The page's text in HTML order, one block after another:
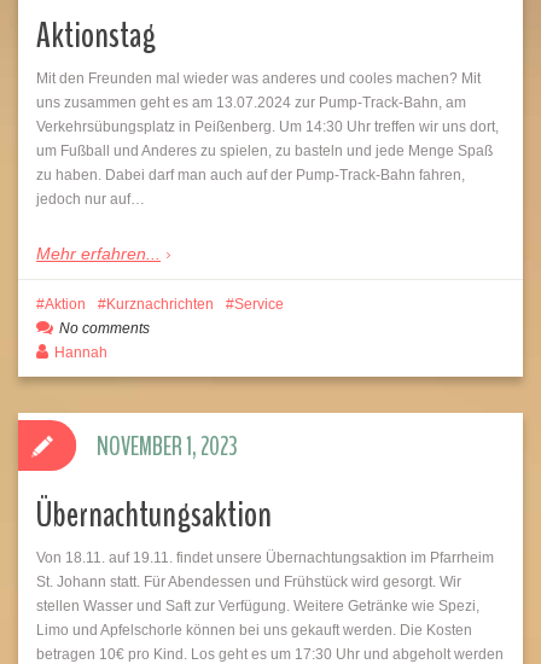
Aktionstag
Mit den Freunden mal wieder was anderes und cooles machen? Mit
uns zusammen geht es am 13.07.2024 zur Pump-Track-Bahn, am
Verkehrsübungsplatz in Peißenberg. Um 14:30 Uhr treffen wir uns dort,
um Fußball und Anderes zu spielen, zu basteln und jede Menge Spaß
zu haben. Dabei darf man auch auf der Pump-Track-Bahn fahren,
jedoch nur auf…
Mehr erfahren...
Aktion Kurznachrichten
Service
No comments
Hannah
Übernachtungsaktion
Von 18.11. auf 19.11. findet unsere Übernachtungsaktion im Pfarrheim
St. Johann statt. Für Abendessen und Frühstück wird gesorgt. Wir
stellen Wasser und Saft zur Verfügung. Weitere Getränke wie Spezi,
Limo und Apfelschorle können bei uns gekauft werden. Die Kosten
betragen 10€ pro Kind. Los geht es um 17:30 Uhr und abgeholt werden
NOVEMBER 1, 2023